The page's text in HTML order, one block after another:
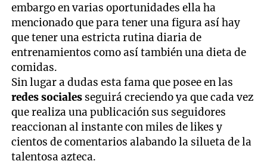
embargo en varias oportunidades ella ha
mencionado que para tener una figura así hay
que tener una estricta rutina diaria de
entrenamientos como así también una dieta de
comidas.
Sin lugar a dudas esta fama que posee en las
redes sociales seguirá creciendo ya que cada vez
que realiza una publicación sus seguidores
reaccionan al instante con miles de likes y
cientos de comentarios alabando la silueta de la
talentosa azteca.